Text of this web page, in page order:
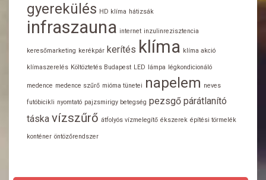
gyerekülés HD klíma hátizsák
infraszauna internet inzulinrezisztencia
keresőmarketing kerékpár kerítés klíma klíma akció
klímaszerelés Költöztetés Budapest LED lámpa légkondicionáló
medence medence szűrő mióma tünetei napelem neves
futóbicikli nyomtató pajzsmirigy betegség pezsgő párátlanító
táska vízszűrő átfolyós vízmelegítő ékszerek építési törmelék
konténer öntözőrendszer